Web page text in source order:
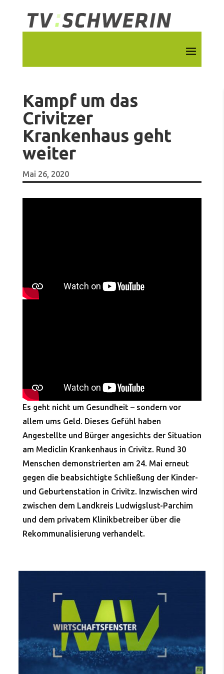
Kampf um das
Crivitzer
Krankenhaus geht
weiter
Mai 26, 2020
Es geht nicht um Gesundheit – sondern vor
allem ums Geld. Dieses Gefühl haben
Angestellte und Bürger angesichts der Situation
am Mediclin Krankenhaus in Crivitz. Rund 30
Menschen demonstrierten am 24. Mai erneut
gegen die beabsichtigte Schließung der Kinder-
und Geburtenstation in Crivitz. Inzwischen wird
zwischen dem Landkreis Ludwigslust-Parchim
und dem privatem Klinikbetreiber über die
Rekommunalisierung verhandelt.